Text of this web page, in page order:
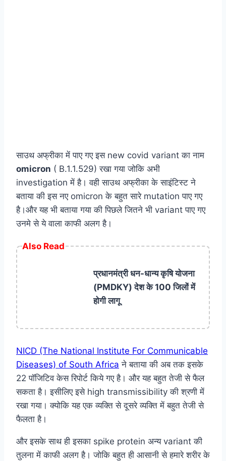
साउथ अफ्रीका में पाए गए इस new covid variant का नाम
omicron ( B.1.1.529) रखा गया जोकि अभी
investigation में है। वही साउथ अफ्रीका के साइंटिस्ट ने
बताया की इस नए omicron के बहुत सारे mutation पाए गए
है।और यह भी बताया गया की पिछले जितने भी variant पाए गए
उनमे से ये वाला काफी अलग है।
Also Read
प्रधानमंत्री धन-धान्य कृषि योजना
(PMDKY) देश के 100 जिलों में
होगी लागू
NICD (The National Institute For Communicable
Diseases) of South Africa ने बताया की अब तक इसके
22 पॉजिटिव केस रिपोर्ट किये गए है। और यह बहुत तेजी से फैल
सकता है। इसीलिए इसे high transmissibility की श्रणी में
रखा गया। क्योकि यह एक व्यक्ति से दूसरे व्यक्ति में बहुत तेजी से
फैलता है।
और इसके साथ ही इसका spike protein अन्य variant की
तुलना में काफी अलग है। जोकि बहुत ही आसानी से हमारे शरीर के